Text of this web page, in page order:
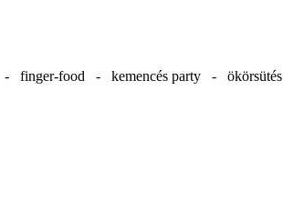
finger-food - kemencés party - ökörsütés